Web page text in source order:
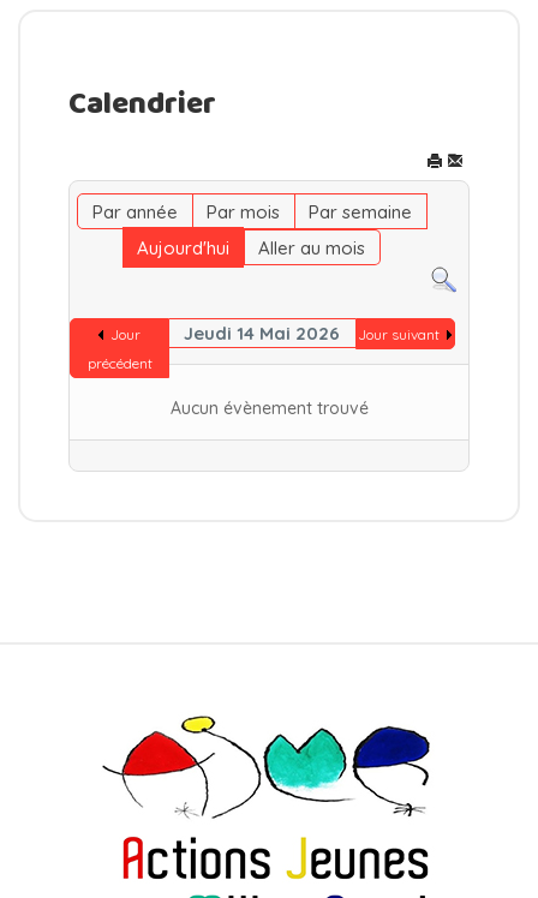
Calendrier
Par année Par mois
Par semaine
Aujourd'hui
Aller au mois
Jour
précédent
Jeudi 14 Mai 2026 Jour suivant
Aucun évènement trouvé